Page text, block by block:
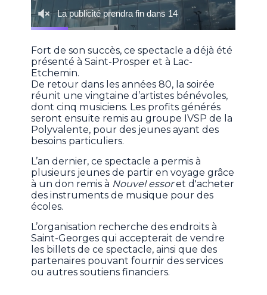
Fort de son succès, ce spectacle a déjà été
présenté à Saint-Prosper et à Lac-
Etchemin.
De retour dans les années 80, la soirée
réunit une vingtaine d’artistes bénévoles,
dont cinq musiciens. Les profits générés
seront ensuite remis au groupe IVSP de la
Polyvalente, pour des jeunes ayant des
besoins particuliers.
L’an dernier, ce spectacle a permis à
plusieurs jeunes de partir en voyage grâce
à un don remis à Nouvel essoret d'acheter
des instruments de musique pour des
écoles.
L’organisation recherche des endroits à
Saint-Georges qui accepterait de vendre
les billets de ce spectacle, ainsi que des
partenaires pouvant fournir des services
ou autres soutiens financiers.